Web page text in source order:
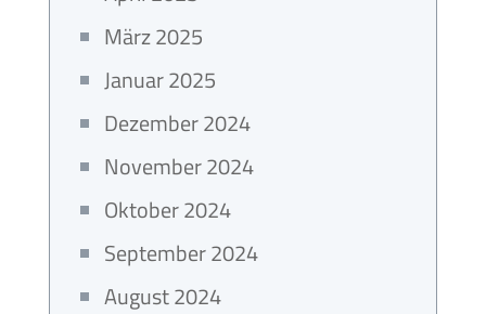
März 2025
Januar 2025
Dezember 2024
November 2024
Oktober 2024
September 2024
August 2024